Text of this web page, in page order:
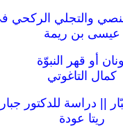
والتجلي
عيسى بن ريمة
أو قهر النبوّة
كمال التاغوتي
|| دراسة للدكتور جبار
ريتا عودة